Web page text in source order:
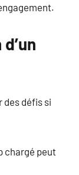
des défis si
chargé peut